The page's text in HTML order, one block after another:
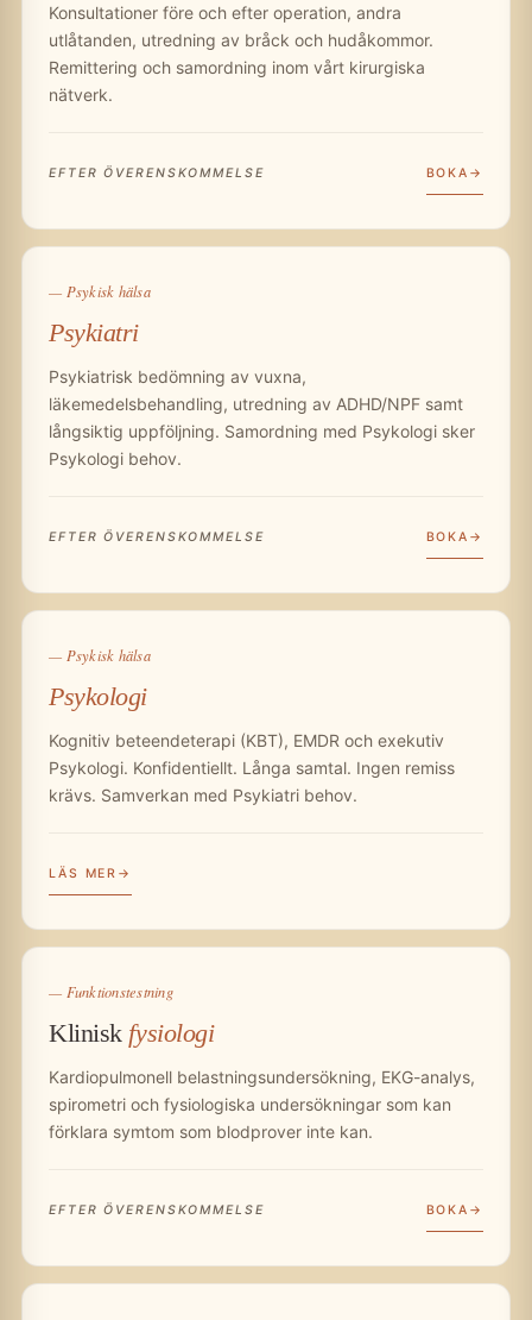
Konsultationer före och efter operation, andra
utlåtanden, utredning av bråck och hudåkommor.
Remittering och samordning inom vårt kirurgiska
nätverk.
EFTER ÖVERENSKOMMELSE BOKA
— Psykisk hälsa
Psykiatri
Psykiatrisk bedömning av vuxna,
läkemedelsbehandling, utredning av ADHD/NPF samt
långsiktig uppföljning. Samordning med Psykologi sker
Psykologi behov.
EFTER ÖVERENSKOMMELSE BOKA
— Psykisk hälsa
Psykologi
Kognitiv beteendeterapi (KBT), EMDR och exekutiv
Psykologi. Konfidentiellt. Långa samtal. Ingen remiss
krävs. Samverkan med Psykiatri behov.
LÄS MER
— Funktionstestning
Klinisk fysiologi
Kardiopulmonell belastningsundersökning, EKG-analys,
spirometri och fysiologiska undersökningar som kan
förklara symtom som blodprover inte kan.
EFTER ÖVERENSKOMMELSE BOKA